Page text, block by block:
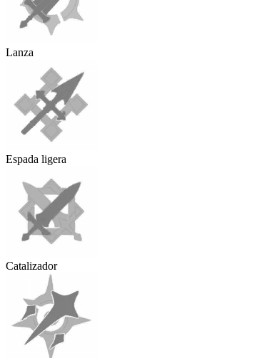
Lanza
Espada ligera
Catalizador